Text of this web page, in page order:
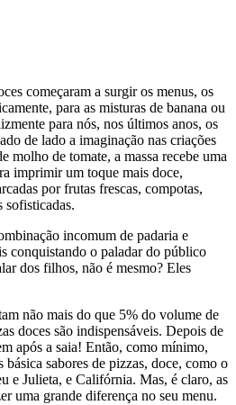
começaram a surgir os menus, os
para as misturas de banana ou
para nós, nos últimos anos, os
de lado a imaginação nas criações
molho de tomate, a massa recebe uma
imprimir um toque mais doce,
por frutas frescas, compotas,
sofisticadas.
incomum de padaria e
conquistando o paladar do público
dos filhos, não é mesmo? Eles
não mais do que 5% do volume de
doces são indispensáveis. Depois de
após a saia! Então, como mínimo,
sabores de pizzas, doce, como o
e Julieta, e Califórnia. Mas, é claro, as
uma grande diferença no seu menu.